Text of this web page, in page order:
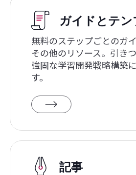
ガイドとテン
無料のステップごとのガ
その他のリソース。引き
強固な学習開発戦略構築
す。
記事